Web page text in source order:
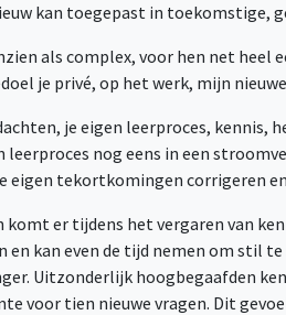
kan toegepast in toekomstige,
als complex, voor hen net heel
je privé, op het werk, mijn
je eigen leerproces, kennis,
leerproces nog eens in een
eigen tekortkomingen corrigeren
er tijdens het vergaren van
kan even de tijd nemen om stil
Uitzonderlijk hoogbegaafden
voor tien nieuwe vragen. Dit